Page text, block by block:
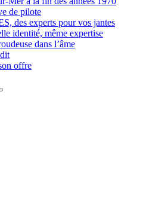
de pilote
des experts pour vos jantes
identité, même expertise
dans l’âme
offre